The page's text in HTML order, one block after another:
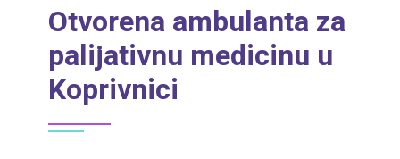
Otvorena ambulanta za
palijativnu medicinu u
Koprivnici